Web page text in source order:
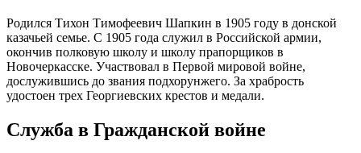
Родился Тихон Тимофеевич Шапкин в 1905 году в донской
казачьей семье. С 1905 года служил в Российской армии,
окончив полковую школу и школу прапорщиков в
Новочеркасске. Участвовал в Первой мировой войне,
дослужившись до звания подхорунжего. За храбрость
удостоен трех Георгиевских крестов и медали.
Служба в Гражданской войне